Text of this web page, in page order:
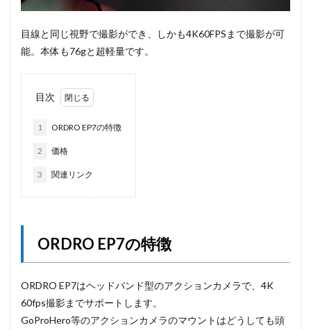
目線と同じ視野で撮影ができ、しかも4K60FPSまで撮影が可
能。本体も76gと超軽量です。
目次
1 ORDRO EP7の特徴
2 価格
3 関連リンク
ORDRO EP7の特徴
ORDRO EP7はヘッドバンド型のアクションカメラで、4K
60fps撮影までサポートします。
GoProHero等のアクションカメラのマウントはどうしても頭